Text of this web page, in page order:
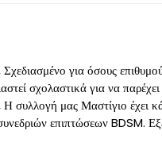
για όσους
σχολαστικά για να παρέχει
Η συλλογή μας Μαστίγιο
επιπτώσεων